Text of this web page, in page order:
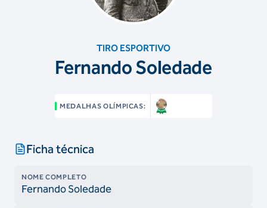
TIRO ESPORTIVO
Fernando Soledade
MEDALHAS OLÍMPICAS:
Ficha técnica
NOME COMPLETO
Fernando Soledade